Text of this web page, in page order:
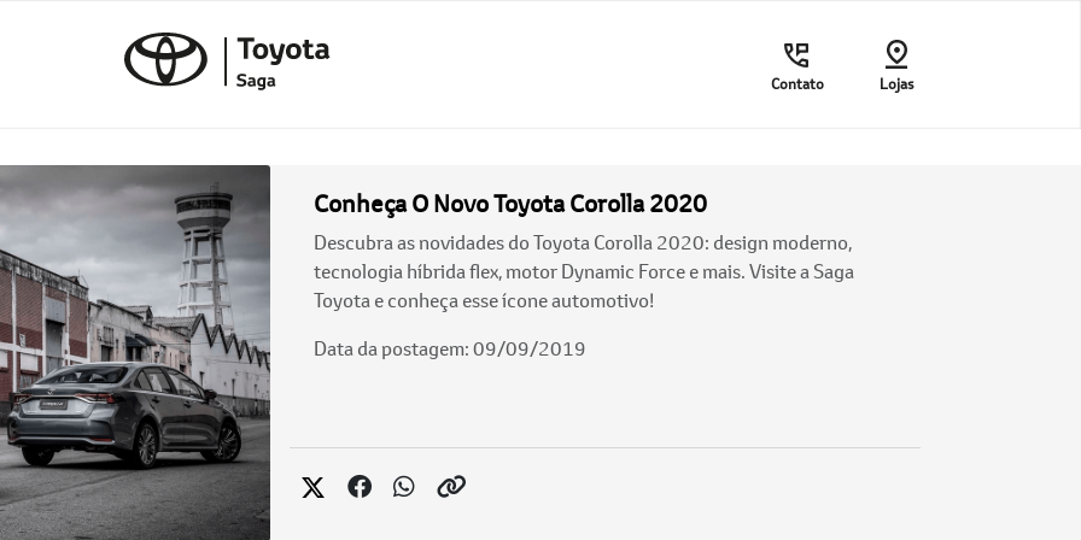
Contato Lojas
Conheça O Novo Toyota Corolla 2020
Descubra as novidades do Toyota Corolla 2020: design moderno,
tecnologia híbrida flex, motor Dynamic Force e mais. Visite a Saga
Toyota e conheça esse ícone automotivo!
Data da postagem: 09/09/2019